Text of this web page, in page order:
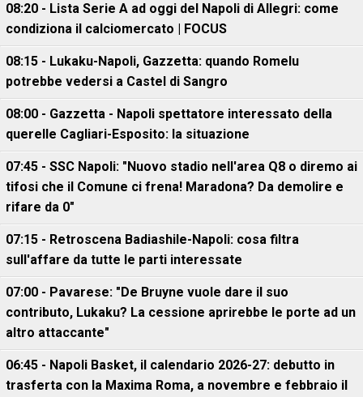
08:20 - Lista Serie A ad oggi del Napoli di Allegri: come
condiziona il calciomercato | FOCUS
08:15 - Lukaku-Napoli, Gazzetta: quando Romelu
potrebbe vedersi a Castel di Sangro
08:00 - Gazzetta - Napoli spettatore interessato della
querelle Cagliari-Esposito: la situazione
07:45 - SSC Napoli: "Nuovo stadio nell'area Q8 o diremo ai
tifosi che il Comune ci frena! Maradona? Da demolire e
rifare da 0"
07:15 - Retroscena Badiashile-Napoli: cosa filtra
sull'affare da tutte le parti interessate
07:00 - Pavarese: "De Bruyne vuole dare il suo
contributo, Lukaku? La cessione aprirebbe le porte ad un
altro attaccante"
06:45 - Napoli Basket, il calendario 2026-27: debutto in
trasferta con la Maxima Roma, a novembre e febbraio il